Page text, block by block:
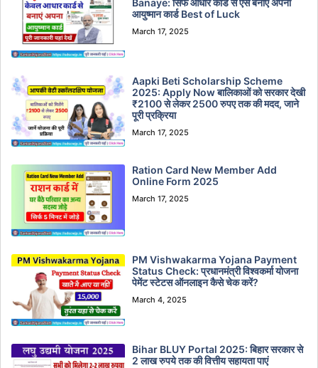
Banaye: सिर्फ आधार कार्ड से ऐसे बनाएं अपना
आयुष्मान कार्ड Best of Luck
March 17, 2025
Aapki Beti Scholarship Scheme
2025: Apply Now बालिकाओं को सरकार देखी
₹2100 से लेकर 2500 रुपए तक की मदद, जाने
पूरी प्रक्रिया
March 17, 2025
Ration Card New Member Add
Online Form 2025
March 17, 2025
PM Vishwakarma Yojana Payment
Status Check: प्रधानमंत्री विश्वकर्मा योजना
पेमेंट स्टेटस ऑनलाइन कैसे चेक करें?
March 4, 2025
Bihar BLUY Portal 2025: बिहार सरकार से
2 लाख रुपये तक की वित्तीय सहायता पाएं